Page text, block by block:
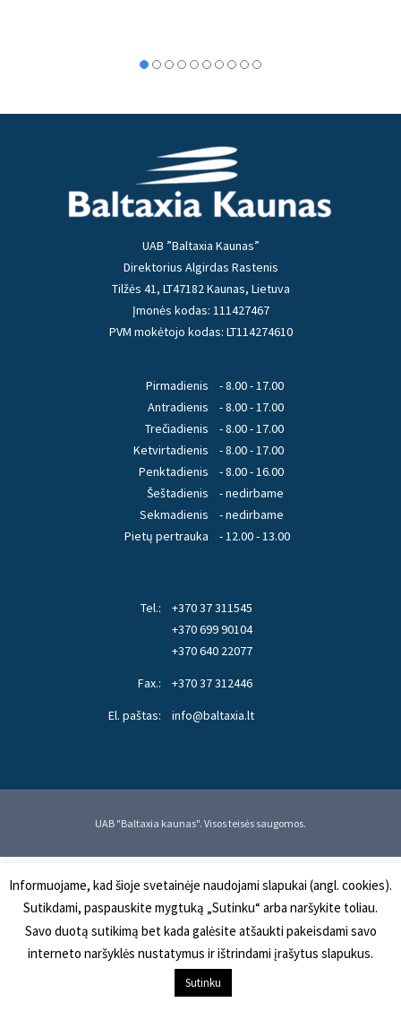
UAB ”Baltaxia Kaunas”
Direktorius Algirdas Rastenis
Tilžės 41, LT47182 Kaunas, Lietuva
Įmonės kodas: 111427467
PVM mokėtojo kodas: LT114274610
Pirmadienis
Antradienis
Trečiadienis
Ketvirtadienis
Penktadienis
Šeštadienis
Sekmadienis
Pietų pertrauka
- 8.00 - 17.00
- 8.00 - 17.00
- 8.00 - 17.00
- 8.00 - 17.00
- 8.00 - 16.00
- nedirbame
- nedirbame
- 12.00 - 13.00
Tel.:
+370 37 311545
+370 699 90104
+370 640 22077
Fax.:
+370 37 312446
El. paštas:
info@baltaxia.lt
UAB "Baltaxia kaunas". Visos teisės saugomos.
Informuojame, kad šioje svetainėje naudojami slapukai (angl. cookies).
Sutikdami, paspauskite mygtuką „Sutinku“ arba naršykite toliau.
Savo duotą sutikimą bet kada galėsite atšaukti pakeisdami savo
interneto naršyklės nustatymus ir ištrindami įrašytus slapukus.
Sutinku